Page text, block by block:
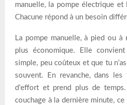
manuelle, la pompe électrique
Chacune répond à un besoin
La pompe manuelle, à pied ou
plus économique. Elle
simple, peu coûteux et que tu
souvent. En revanche, dans les
d’effort et prend plus de
couchage à la dernière minute, ce